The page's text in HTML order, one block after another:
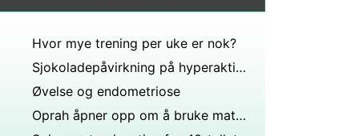
Hvor mye trening per uke er nok?
Sjokoladepåvirkning på hyperaktivitet hos barn
Øvelse og endometriose
Oprah åpner opp om å bruke mat til å takle følelsene sine